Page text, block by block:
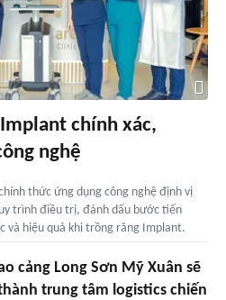
Implant chính xác,
nghệ
thức ứng dụng công nghệ định vị
trình điều trị, đánh dấu bước tiến
và hiệu quả khi trồng răng Implant.
cảng Long Sơn Mỹ Xuân sẽ
trung tâm logistics chiến